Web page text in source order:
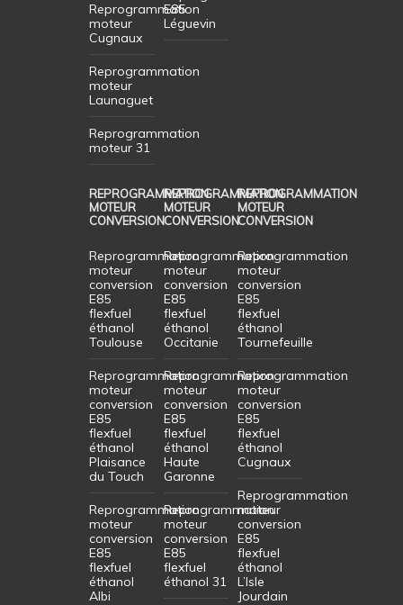
Reprogrammation
moteur
Cugnaux
Reprogrammation
moteur
Launaguet
Reprogrammation
moteur 31
E85
Léguevin
REPROGRAMMATION
MOTEUR
CONVERSION
Reprogrammation
moteur
conversion
E85
flexfuel
éthanol
Toulouse
Reprogrammation
moteur
conversion
E85
flexfuel
éthanol
Plaisance
du Touch
Reprogrammation
moteur
conversion
E85
flexfuel
éthanol
Albi
REPROGRAMMATION
MOTEUR
CONVERSION
Reprogrammation
moteur
conversion
E85
flexfuel
éthanol
Occitanie
Reprogrammation
moteur
conversion
E85
flexfuel
éthanol
Haute
Garonne
Reprogrammation
moteur
conversion
E85
flexfuel
éthanol 31
REPROGRAMMATION
MOTEUR
CONVERSION
Reprogrammation
moteur
conversion
E85
flexfuel
éthanol
Tournefeuille
Reprogrammation
moteur
conversion
E85
flexfuel
éthanol
Cugnaux
Reprogrammation
moteur
conversion
E85
flexfuel
éthanol
L’Isle
Jourdain